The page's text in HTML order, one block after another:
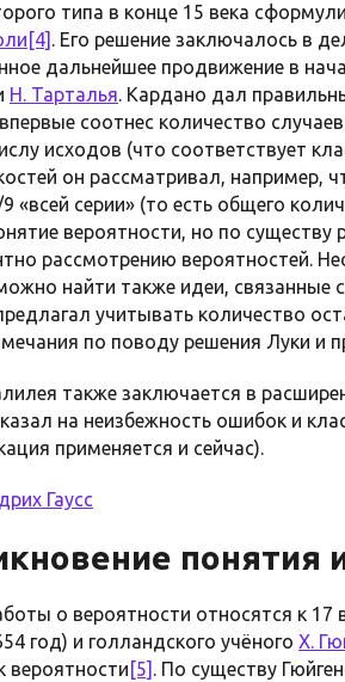
типа в конце 15 века
[4] . Его решение заключалось в
дальнейшее продвижение в
Н. Тарталья. Кардано дал
соотнес количество
исходов (что соответствует
он рассматривал, например,
«всей серии» (то есть общего
вероятности, но по существу
рассмотрению вероятностей.
найти также идеи, связанные
учитывать количество
по поводу решения Луки и
также заключается в
на неизбежность ошибок и
применяется и сейчас).
Гаусс
понятия
о вероятности относятся к 17
год) и голландского учёного X.
вероятности [5] . По существу